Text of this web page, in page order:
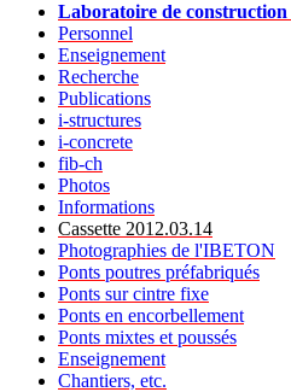
Laboratoire de
Personnel
Enseignement
Recherche
Publications
i-structures
i-concrete
fib-ch
Photos
Informations
Cassette 2012.03.14
Photographies de l'IBETON
Ponts poutres préfabriqués
Ponts sur cintre fixe
Ponts en encorbellement
Ponts mixtes et poussés
Enseignement
Chantiers, etc.